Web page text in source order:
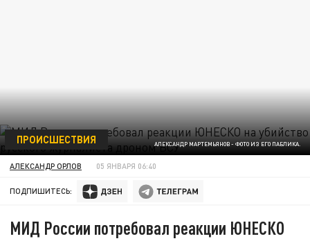
АЛЕКСАНДР МАРТЕМЬЯНОВ - ФОТО ИЗ ЕГО ПАБЛИКА.
ПРОИСШЕСТВИЯ
АЛЕКСАНДР ОРЛОВ 05 ЯНВАРЯ 06:40
ПОДПИШИТЕСЬ:
МИД России потребовал реакции ЮНЕСКО